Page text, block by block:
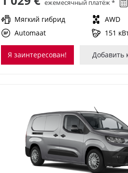
ежемесячный платёж *
Мягкий гибрид
AWD
Automaat
151
Я заинтересован! Добавить